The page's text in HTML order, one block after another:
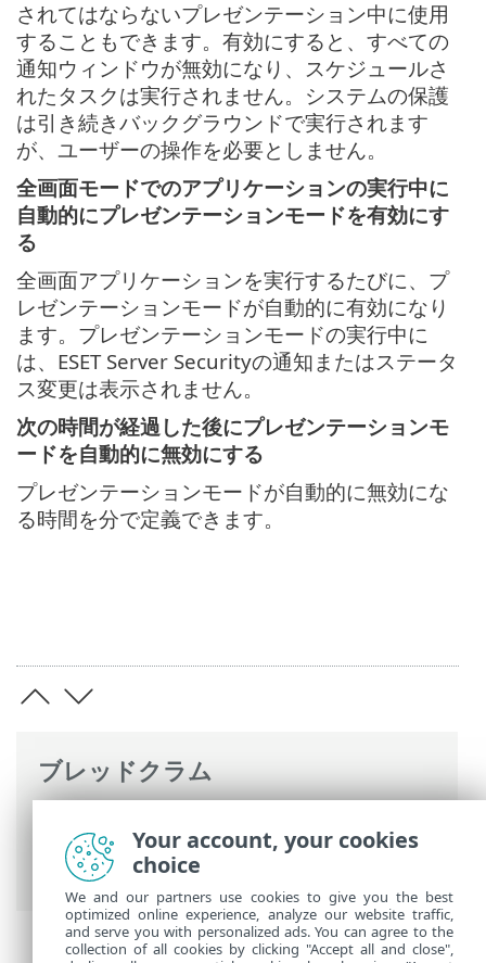
ブレッドクラム
Security >詳細設定>ツール設定> プレゼ
ンテーションモード
されてはならないプレゼンテーション中に使用
することもできます。有効にすると、すべての
通知ウィンドウが無効になり、スケジュールさ
れたタスクは実行されません。システムの保護
は引き続きバックグラウンドで実行されます
が、ユーザーの操作を必要としません。
全画面モードでのアプリケーションの実行中に
自動的にプレゼンテーションモードを有効にす
る
全画面アプリケーションを実行するたびに、プ
レゼンテーションモードが自動的に有効になり
ます。プレゼンテーションモードの実行中に
は、ESET Server Securityの通知またはステータ
ス変更は表示されません。
次の時間が経過した後にプレゼンテーションモ
ードを自動的に無効にする
プレゼンテーションモードが自動的に無効にな
る時間を分で定義できます。
Your account, your cookies
choice
We and our partners use cookies to give you the best
optimized online experience, analyze our website traffic,
and serve you with personalized ads. You can agree to the
collection of all cookies by clicking "Accept all and close",